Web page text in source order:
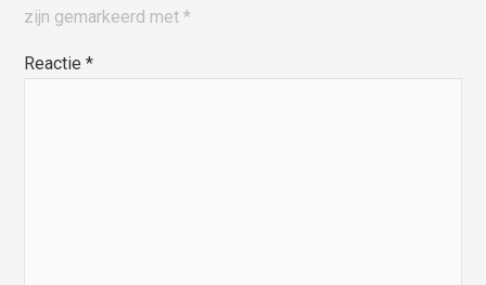
zijn gemarkeerd met*
Reactie*